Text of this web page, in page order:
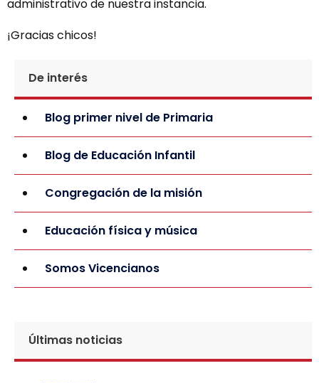
administrativo de nuestra instancia.
¡Gracias chicos!
De interés
Blog primer nivel de Primaria
Blog de Educación Infantil
Congregación de la misión
Educación física y música
Somos Vicencianos
Últimas noticias